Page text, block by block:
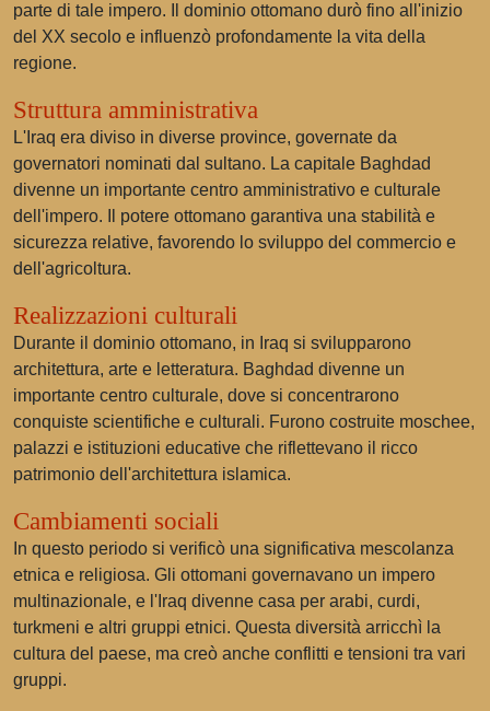
parte di tale impero. Il dominio ottomano durò fino all'inizio
del XX secolo e influenzò profondamente la vita della
regione.
Struttura amministrativa
L'Iraq era diviso in diverse province, governate da
governatori nominati dal sultano. La capitale Baghdad
divenne un importante centro amministrativo e culturale
dell'impero. Il potere ottomano garantiva una stabilità e
sicurezza relative, favorendo lo sviluppo del commercio e
dell'agricoltura.
Realizzazioni culturali
Durante il dominio ottomano, in Iraq si svilupparono
architettura, arte e letteratura. Baghdad divenne un
importante centro culturale, dove si concentrarono
conquiste scientifiche e culturali. Furono costruite moschee,
palazzi e istituzioni educative che riflettevano il ricco
patrimonio dell'architettura islamica.
Cambiamenti sociali
In questo periodo si verificò una significativa mescolanza
etnica e religiosa. Gli ottomani governavano un impero
multinazionale, e l'Iraq divenne casa per arabi, curdi,
turkmeni e altri gruppi etnici. Questa diversità arricchì la
cultura del paese, ma creò anche conflitti e tensioni tra vari
gruppi.